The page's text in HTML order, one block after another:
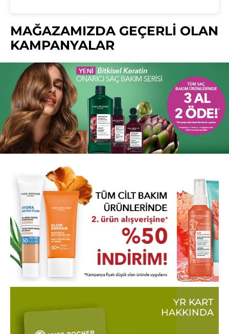
MAĞAZAMIZDA GEÇERLİ OLAN
KAMPANYALAR
YR KART
HAKKINDA